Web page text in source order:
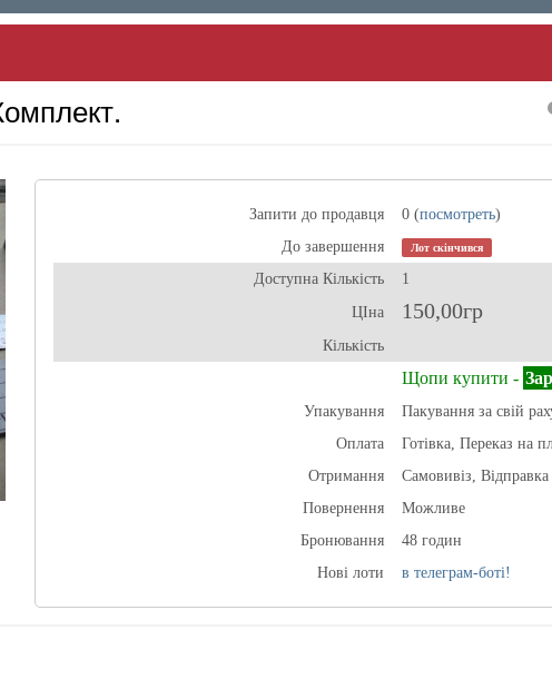
Запити до продавця 0 (посмотреть)
До завершення
Лот скінчився
Доступна Кількість
1
ЦІна
150,00гр
Кількість
Щопи купити -
Упакування
Пакування за свій
Оплата
Готівка, Переказ на
Отримання
Самовивіз,
Повернення
Можливе
Бронювання
48 годин
Нові лоти
в телеграм-боті!